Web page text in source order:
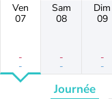
Ven
07
-
-
Sam
08
-
-
Dim
09
-
-
Journée